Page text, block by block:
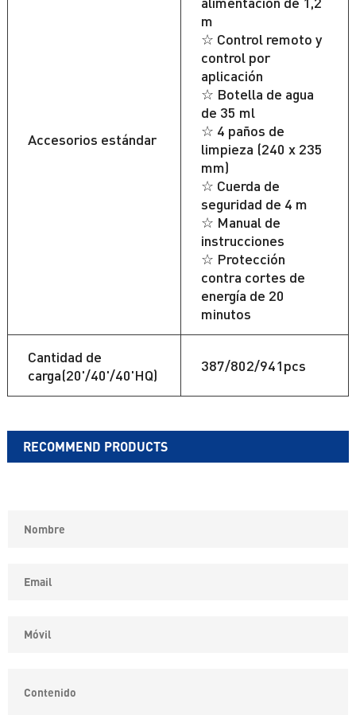
Accesorios estándar
m
☆ Control remoto y
control por
aplicación
☆ Botella de agua
de 35 ml
☆ 4 paños de
limpieza (240 x 235
mm)
☆ Cuerda de
seguridad de 4 m
☆ Manual de
instrucciones
☆ Protección
contra cortes de
energía de 20
minutos
Cantidad de
carga(20'/40'/40'HQ)
387/802/941pcs
RECOMMEND PRODUCTS